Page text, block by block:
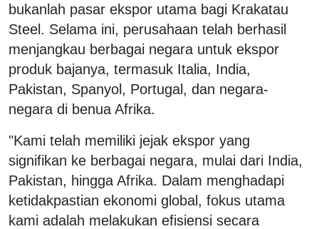
bukanlah pasar ekspor utama bagi Krakatau
Steel. Selama ini, perusahaan telah berhasil
menjangkau berbagai negara untuk ekspor
produk bajanya, termasuk Italia, India,
Pakistan, Spanyol, Portugal, dan negara-
negara di benua Afrika.
"Kami telah memiliki jejak ekspor yang
signifikan ke berbagai negara, mulai dari India,
Pakistan, hingga Afrika. Dalam menghadapi
ketidakpastian ekonomi global, fokus utama
kami adalah melakukan efisiensi secara